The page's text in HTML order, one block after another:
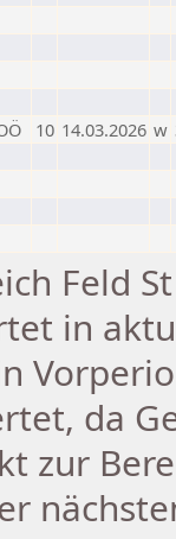
10 14.03.2026 w
Feld
in
da
zur